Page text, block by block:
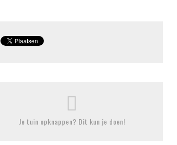
Je tuin opknappen? Dit kun je doen!